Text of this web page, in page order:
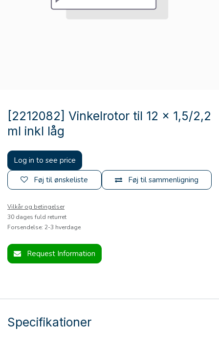
[2212082] Vinkelrotor til 12 x 1,5/2,2
ml inkl låg
Log in to see price
Føj til sammenligning
Føj til ønskeliste
Vilkår og betingelser
30 dages fuld returret
Forsendelse: 2-3 hverdage
Request Information
Specifikationer